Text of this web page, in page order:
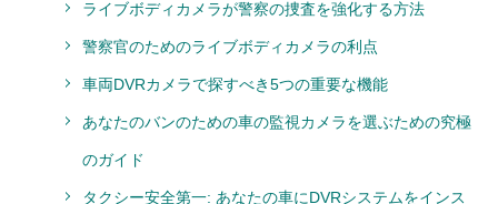
ライブボディカメラが警察の捜査を強化する方法
警察官のためのライブボディカメラの利点
車両DVRカメラで探すべき5つの重要な機能
あなたのバンのための車の監視カメラを選ぶための究極
のガイド
タクシー安全第一: あなたの車にDVRシステムをインス